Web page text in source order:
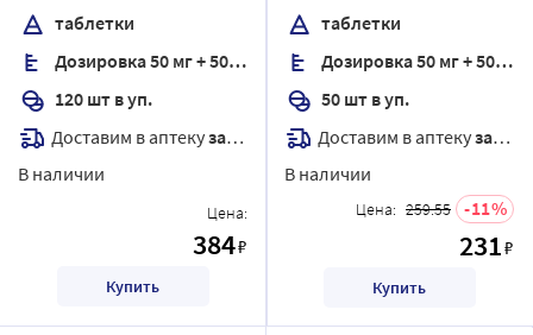
таблетки
Дозировка 50 мг + 50 мг
120 шт в уп.
Доставим в аптекузавтра
В наличии
Цена:
384₽
Купить
таблетки
Дозировка 50 мг + 50 мг
50 шт в уп.
Доставим в аптекузавтра
В наличии
Цена: 259.55 11
231₽
Купить